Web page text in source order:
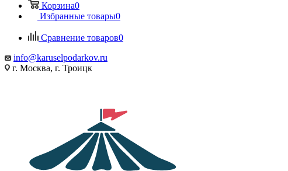
Корзина0
Избранные товары0
Сравнение товаров0
info@karuselpodarkov.ru
г. Москва, г. Троицк